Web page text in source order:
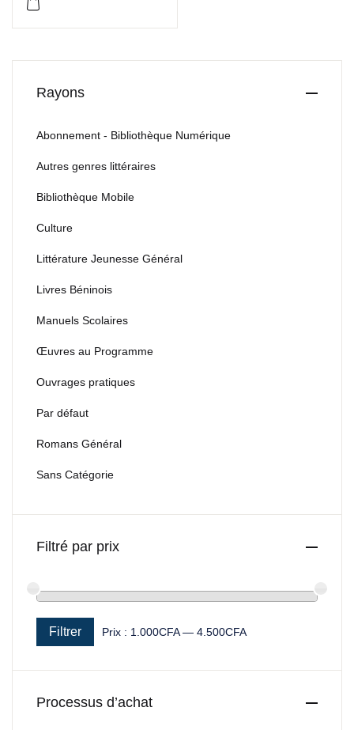
Rayons
Abonnement - Bibliothèque Numérique
Autres genres littéraires
Bibliothèque Mobile
Culture
Littérature Jeunesse Général
Livres Béninois
Manuels Scolaires
Œuvres au Programme
Ouvrages pratiques
Par défaut
Romans Général
Sans Catégorie
Filtré par prix
Filtrer Prix : 1.000CFA— 4.500CFA
Processus d’achat